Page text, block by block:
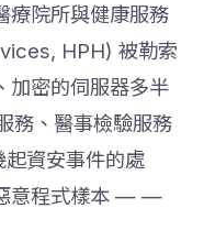
療院所與健康服務
HPH) 被勒索
加密的伺服器多半
務、醫事檢驗服務
資安事件的處
意程式樣本 — —